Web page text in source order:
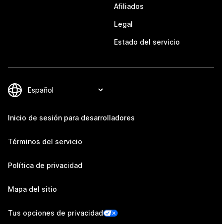
Afiliados
Legal
Estado del servicio
Inicio de sesión para desarrolladores
Términos del servicio
Política de privacidad
Mapa del sitio
Tus opciones de privacidad